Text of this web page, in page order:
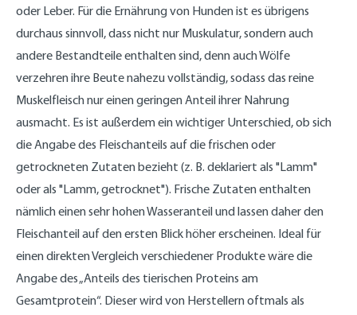
oder Leber. Für die Ernährung von Hunden ist es übrigens
durchaus sinnvoll, dass nicht nur Muskulatur, sondern auch
andere Bestandteile enthalten sind, denn auch Wölfe
verzehren ihre Beute nahezu vollständig, sodass das reine
Muskelfleisch nur einen geringen Anteil ihrer Nahrung
ausmacht. Es ist außerdem ein wichtiger Unterschied, ob sich
die Angabe des Fleischanteils auf die frischen oder
getrockneten Zutaten bezieht (z. B. deklariert als "Lamm"
oder als "Lamm, getrocknet"). Frische Zutaten enthalten
nämlich einen sehr hohen Wasseranteil und lassen daher den
Fleischanteil auf den ersten Blick höher erscheinen. Ideal für
einen direkten Vergleich verschiedener Produkte wäre die
Angabe des „Anteils des tierischen Proteins am
Gesamtprotein“. Dieser wird von Herstellern oftmals als